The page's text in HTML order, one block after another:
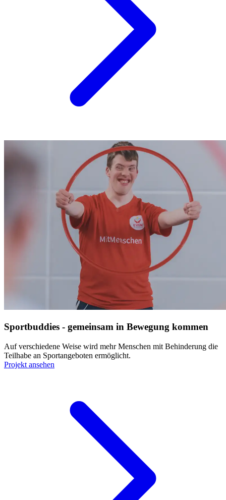
Sportbuddies - gemeinsam in Bewegung kommen
Auf verschiedene Weise wird mehr Menschen mit Behinderung die
Teilhabe an Sportangeboten ermöglicht.
Projekt ansehen